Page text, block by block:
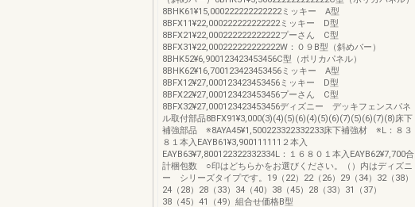
8BHK61¥15,000222222222222ミッキー A型
8BFX11¥22,000222222222222ミッキー D型
8BFX21¥22,000222222222222プーさん C型
8BFX31¥22,000222222222222W：０９B型（斜めバー）
8BHK52¥6,900123423453456C型（ポリカパネル）
8BHK62¥16,700123423453456ミッキー A型
8BFX12¥27,000123423453456ミッキー D型
8BFX22¥27,000123423453456プーさん C型
8BFX32¥27,000123423453456ディズニー デッキフェンスパネ
ル取付部品8BFX91¥3,000(3)(4)(5)(6)(4)(5)(6)(7)(5)(6)(7)(8)床下
補強部品 ※8AYA45¥1,500223322332233床下補強材 ※L：８３
８１本入EAYB61¥3,900111111２本入
EAYB63¥7,800122322332334L：１６８０１本入EAYB62¥7,700合
計梱包数 ○印はどちらかをお選びください。（）内はディズニ
ー シリーズタイプです。19（22）22（26）29（34）32（38）
24（28）28（33）34（40）38（45）28（33）31（37）
38（45）41（49）組合せ価格B型